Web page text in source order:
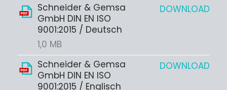
Schneider & Gemsa
GmbH DIN EN ISO
9001:2015 / Deutsch
1,0 MB
DOWNLOAD
Schneider & Gemsa
GmbH DIN EN ISO
9001:2015 / Englisch
DOWNLOAD